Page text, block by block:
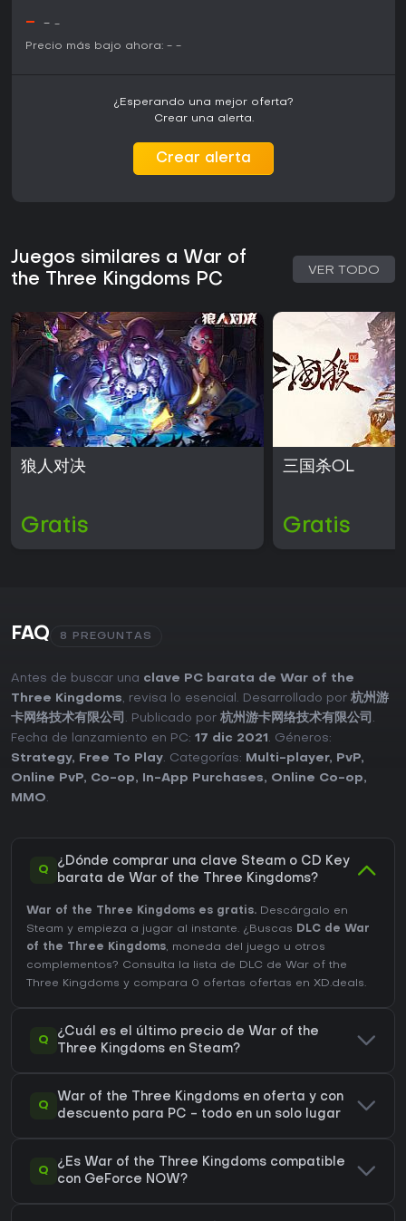
- - -
Precio más bajo ahora: - -
¿Esperando una mejor oferta?
Crear una alerta.
Crear alerta
Juegos similares a War of
the Three Kingdoms PC
VER TODO
狼人对决
Gratis
三国杀OL
Gratis
FAQ 8 PREGUNTAS
Antes de buscar una clave PC barata de War of the
Three Kingdoms, revisa lo esencial. Desarrollado por 杭州游
卡网络技术有限公司 . Publicado por 杭州游卡网络技术有限公司 .
Fecha de lanzamiento en PC: 17 dic 2021 . Géneros:
Strategy, Free To Play. Categorías: Multi-player, PvP,
Online PvP, Co-op, In-App Purchases, Online Co-op,
MMO.
Q
¿Dónde comprar una clave Steam o CD Key
barata de War of the Three Kingdoms?
War of the Three Kingdoms es gratis. Descárgalo en
Steam y empieza a jugar al instante. ¿Buscas DLC de War
of the Three Kingdoms, moneda del juego u otros
complementos? Consulta la lista de DLC de War of the
Three Kingdoms y compara 0 ofertas ofertas en XD.deals.
Q
¿Cuál es el último precio de War of the
Three Kingdoms en Steam?
Q
War of the Three Kingdoms en oferta y con
descuento para PC - todo en un solo lugar
Q
¿Es War of the Three Kingdoms compatible
con GeForce NOW?